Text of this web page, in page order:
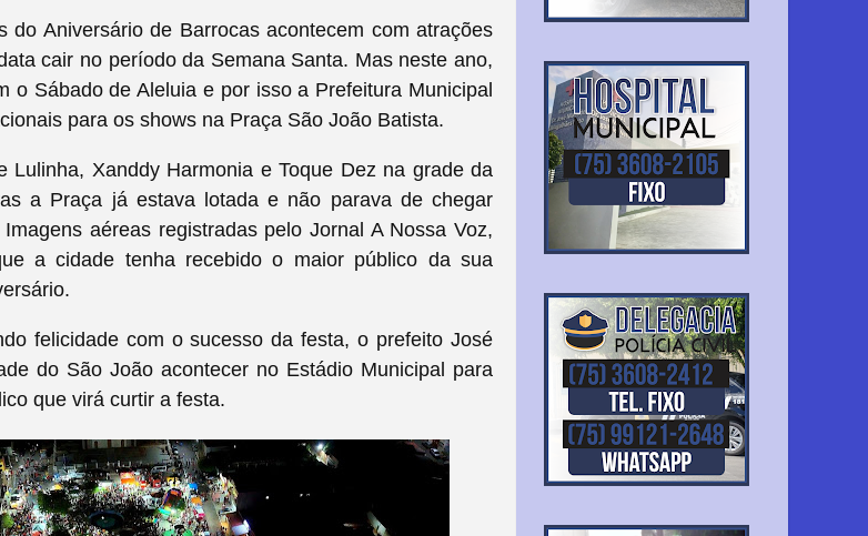
do Aniversário de Barrocas acontecem com atrações
cair no período da Semana Santa. Mas neste ano,
o Sábado de Aleluia e por isso a Prefeitura Municipal
para os shows na Praça São João Batista.
Lulinha, Xanddy Harmonia e Toque Dez na grade da
a Praça já estava lotada e não parava de chegar
aéreas registradas pelo Jornal A Nossa Voz,
a cidade tenha recebido o maior público da sua
felicidade com o sucesso da festa, o prefeito José
do São João acontecer no Estádio Municipal para
que virá curtir a festa.